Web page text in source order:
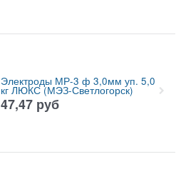
Электроды МР-3 ф 3,0мм уп. 5,0
кг ЛЮКС (МЭЗ-Светлогорск)
47,47 руб